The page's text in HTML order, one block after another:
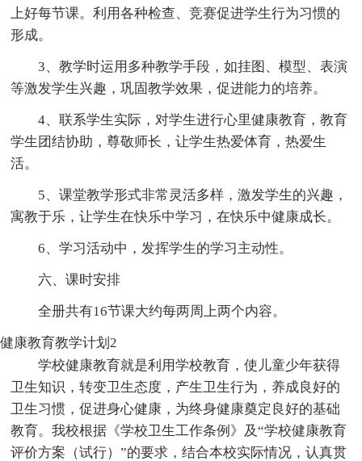
上好每节课。利用各种检查、竞赛促进学生行为习惯的
形成。
3、教学时运用多种教学手段，如挂图、模型、表演
等激发学生兴趣，巩固教学效果，促进能力的培养。
4、联系学生实际，对学生进行心里健康教育，教育
学生团结协助，尊敬师长，让学生热爱体育，热爱生
活。
5、课堂教学形式非常灵活多样，激发学生的兴趣，
寓教于乐，让学生在快乐中学习，在快乐中健康成长。
6、学习活动中，发挥学生的学习主动性。
六、课时安排
全册共有16节课大约每两周上两个内容。
健康教育教学计划2
学校健康教育就是利用学校教育，使儿童少年获得
卫生知识，转变卫生态度，产生卫生行为，养成良好的
卫生习惯，促进身心健康，为终身健康奠定良好的基础
教育。我校根据《学校卫生工作条例》及“学校健康教育
评价方案（试行）”的要求，结合本校实际情况，认真贯